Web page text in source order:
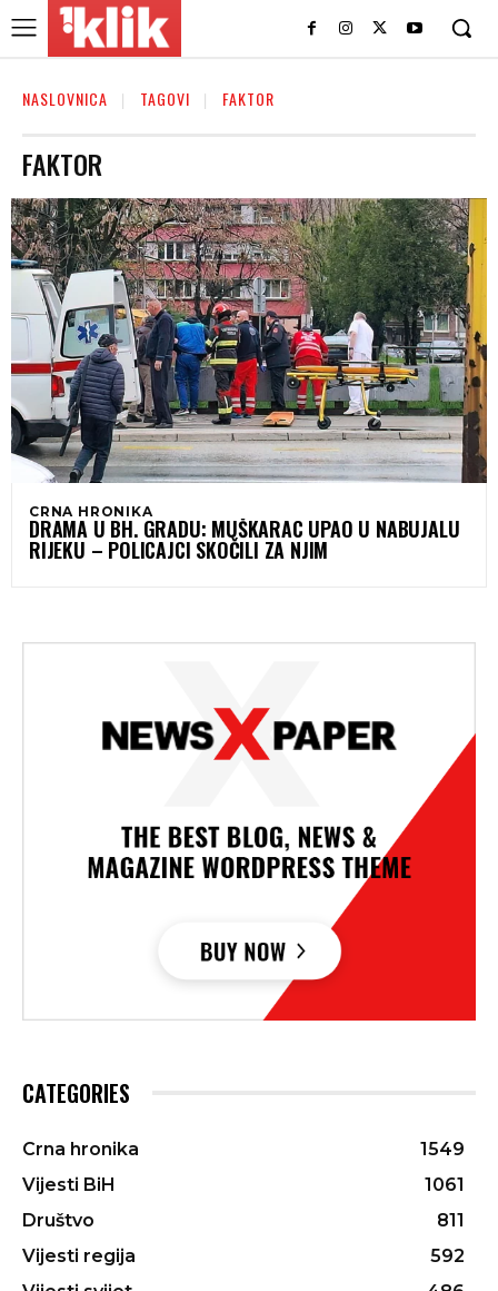
NASLOVNICA TAGOVI FAKTOR
FAKTOR
CRNA HRONIKA
DRAMA U BH. GRADU: MUŠKARAC UPAO U NABUJALU
RIJEKU – POLICAJCI SKOČILI ZA NJIM
CATEGORIES
Crna hronika
1549
Vijesti BiH
1061
Društvo
811
Vijesti regija
592